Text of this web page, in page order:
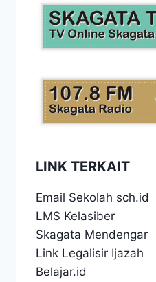
LINK TERKAIT
Email Sekolah sch.id
LMS Kelasiber
Skagata Mendengar
Link Legalisir Ijazah
Belajar.id